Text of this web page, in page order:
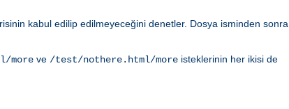
kabul edilip edilmeyeceğini denetler. Dosya isminden sonra
more ve /test/nothere.html/more isteklerinin her ikisi de